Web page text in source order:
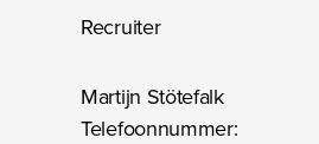
Recruiter
Martijn Stötefalk
Telefoonnummer: